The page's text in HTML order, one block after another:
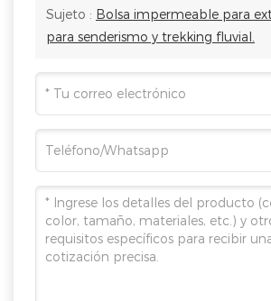
Sujeto : Bolsa impermeable para
para senderismo y trekking fluvial.